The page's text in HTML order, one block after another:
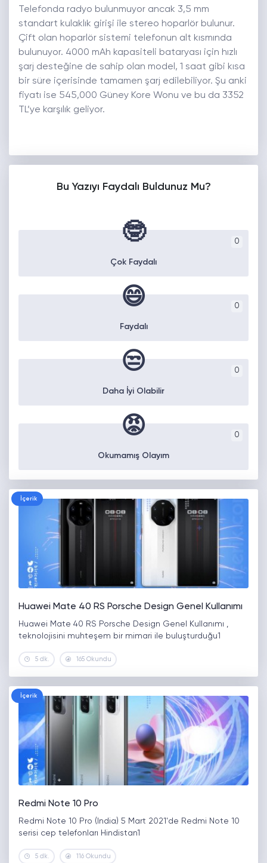
Telefonda radyo bulunmuyor ancak 3,5 mm
standart kulaklık girişi ile stereo hoparlör bulunur.
Çift olan hoparlör sistemi telefonun alt kısmında
bulunuyor. 4000 mAh kapasiteli bataryası için hızlı
şarj desteğine de sahip olan model, 1 saat gibi kısa
bir süre içerisinde tamamen şarj edilebiliyor. Şu anki
fiyatı ise 545,000 Güney Kore Wonu ve bu da 3352
TL’ye karşılık geliyor.
Bu Yazıyı Faydalı Buldunuz Mu?
0
🤓
Çok Faydalı
0
😄
Faydalı
0
😒
Daha İyi Olabilir
0
😡
Okumamış Olayım
İçerik
Huawei Mate 40 RS Porsche Design Genel Kullanımı
Huawei Mate 40 RS Porsche Design Genel Kullanımı ,
teknolojisini muhteşem bir mimari ile buluşturduğu1
5 dk. 165 Okundu
İçerik
Redmi Note 10 Pro
Redmi Note 10 Pro (India) 5 Mart 2021'de Redmi Note 10
serisi cep telefonları Hindistan1
5 dk. 116 Okundu